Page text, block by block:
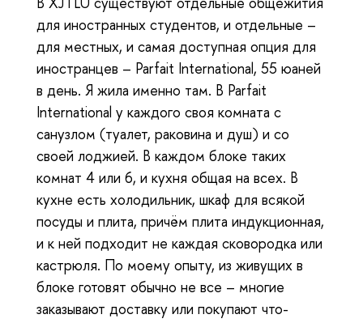
для иностранных студентов, и отдельные –
для местных, и самая доступная опция для
иностранцев – Parfait International, 55 юаней
в день. Я жила именно там. В Parfait
International у каждого своя комната с
санузлом (туалет, раковина и душ) и со
своей лоджией. В каждом блоке таких
комнат 4 или 6, и кухня общая на всех. В
кухне есть холодильник, шкаф для всякой
посуды и плита, причём плита индукционная,
и к ней подходит не каждая сковородка или
кастрюля. По моему опыту, из живущих в
блоке готовят обычно не все – многие
заказывают доставку или покупают что-